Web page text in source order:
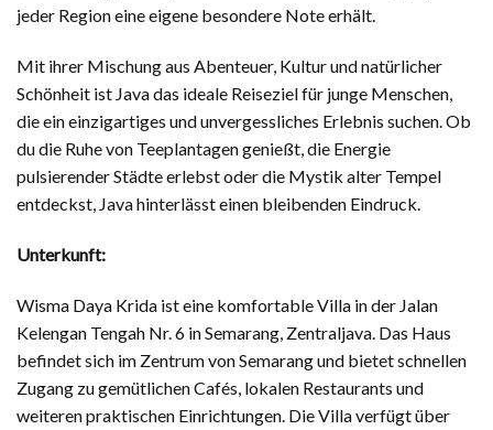
jeder Region eine eigene besondere Note erhält.
Mit ihrer Mischung aus Abenteuer, Kultur und natürlicher
Schönheit ist Java das ideale Reiseziel für junge Menschen,
die ein einzigartiges und unvergessliches Erlebnis suchen. Ob
du die Ruhe von Teeplantagen genießt, die Energie
pulsierender Städte erlebst oder die Mystik alter Tempel
entdeckst, Java hinterlässt einen bleibenden Eindruck.
Unterkunft:
Wisma Daya Krida ist eine komfortable Villa in der Jalan
Kelengan Tengah Nr. 6 in Semarang, Zentraljava. Das Haus
befindet sich im Zentrum von Semarang und bietet schnellen
Zugang zu gemütlichen Cafés, lokalen Restaurants und
weiteren praktischen Einrichtungen. Die Villa verfügt über